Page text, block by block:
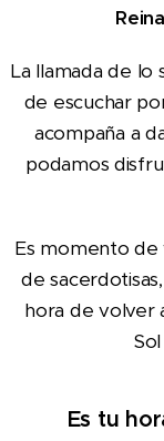
La llamada de lo
de escuchar
acompaña a
podamos
Es momento de
de
hora de volver
Es tu